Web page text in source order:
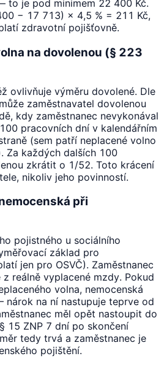
to je pod minimem 22 400 Kč.
− 17 713) × 4,5 % = 211 Kč,
zdravotní pojišťovně.
na dovolenou (§ 223
ovlivňuje výměru dovolené. Dle
zaměstnavatel dovolenou
kdy zaměstnanec nevykonával
pracovních dní v kalendářním
(sem patří neplacené volno
Za každých dalších 100
zkrátit o 1/52. Toto krácení
nikoliv jeho povinností.
při
pojistného u sociálního
základ pro
jen pro OSVČ). Zaměstnanec
reálně vyplacené mzdy. Pokud
volna, nemocenská
nárok na ní nastupuje teprve od
měl opět nastoupit do
15 ZNP 7 dní po skončení
tedy trvá a zaměstnanec je
pojištění.